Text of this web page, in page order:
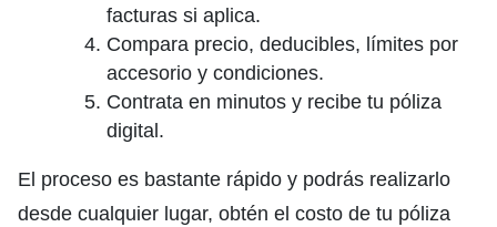
facturas si aplica.
Compara precio, deducibles, límites por
accesorio y condiciones.
Contrata en minutos y recibe tu póliza
digital.
El proceso es bastante rápido y podrás realizarlo
desde cualquier lugar, obtén el costo de tu póliza